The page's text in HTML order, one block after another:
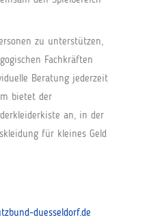
zu unterstützen,
Fachkräften
Beratung jederzeit
bietet der
an, in der
für kleines Geld
duesseldorf.de